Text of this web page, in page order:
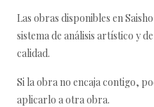
Las obras disponibles en
sistema de análisis artístico y
calidad.
Si la obra no encaja contigo,
aplicarlo a otra obra.